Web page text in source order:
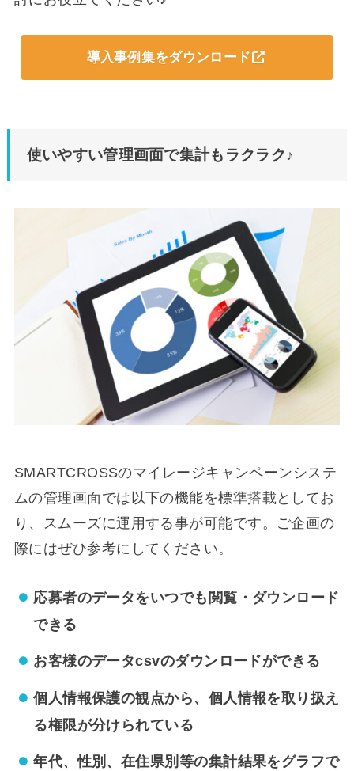
導入事例集をダウンロード
使いやすい管理画面で集計もラクラク♪
SMARTCROSSのマイレージキャンペーンシステ
ムの管理画面では以下の機能を標準搭載としてお
り、スムーズに運用する事が可能です。ご企画の
際にはぜひ参考にしてください。
応募者のデータをいつでも閲覧・ダウンロード
できる
お客様のデータcsvのダウンロードができる
個人情報保護の観点から、個人情報を取り扱え
る権限が分けられている
年代、性別、在住県別等の集計結果をグラフで